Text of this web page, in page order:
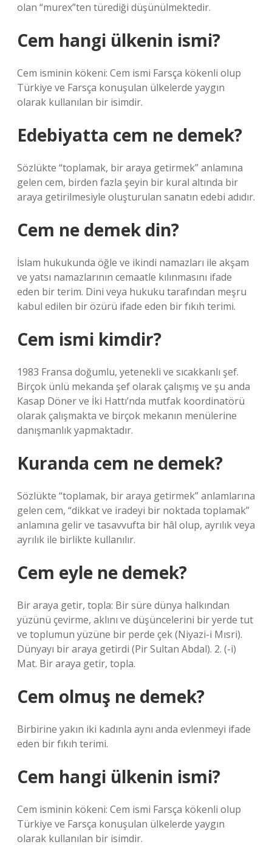
olan “murex”ten türediği düşünülmektedir.
Cem hangi ülkenin ismi?
Cem isminin kökeni: Cem ismi Farsça kökenli olup
Türkiye ve Farsça konuşulan ülkelerde yaygın
olarak kullanılan bir isimdir.
Edebiyatta cem ne demek?
Sözlükte “toplamak, bir araya getirmek” anlamına
gelen cem, birden fazla şeyin bir kural altında bir
araya getirilmesiyle oluşturulan sanatın edebi adıdır.
Cem ne demek din?
İslam hukukunda öğle ve ikindi namazları ile akşam
ve yatsı namazlarının cemaatle kılınmasını ifade
eden bir terim. Dini veya hukuku tarafından meşru
kabul edilen bir özürü ifade eden bir fıkıh terimi.
Cem ismi kimdir?
1983 Fransa doğumlu, yetenekli ve sıcakkanlı şef.
Birçok ünlü mekanda şef olarak çalışmış ve şu anda
Kasap Döner ve İki Hattı’nda mutfak koordinatörü
olarak çalışmakta ve birçok mekanın menülerine
danışmanlık yapmaktadır.
Kuranda cem ne demek?
Sözlükte “toplamak, bir araya getirmek” anlamlarına
gelen cem, “dikkat ve iradeyi bir noktada toplamak”
anlamına gelir ve tasavvufta bir hâl olup, ayrılık veya
ayrılık ile birlikte kullanılır.
Cem eyle ne demek?
Bir araya getir, topla: Bir süre dünya halkından
yüzünü çevirme, aklını ve düşüncelerini bir yerde tut
ve toplumun yüzüne bir perde çek (Niyazi-i Mısri).
Dünyayı bir araya getirdi (Pir Sultan Abdal). 2. (-i)
Mat. Bir araya getir, topla.
Cem olmuş ne demek?
Birbirine yakın iki kadınla aynı anda evlenmeyi ifade
eden bir fıkıh terimi.
Cem hangi ülkenin ismi?
Cem isminin kökeni: Cem ismi Farsça kökenli olup
Türkiye ve Farsça konuşulan ülkelerde yaygın
olarak kullanılan bir isimdir.